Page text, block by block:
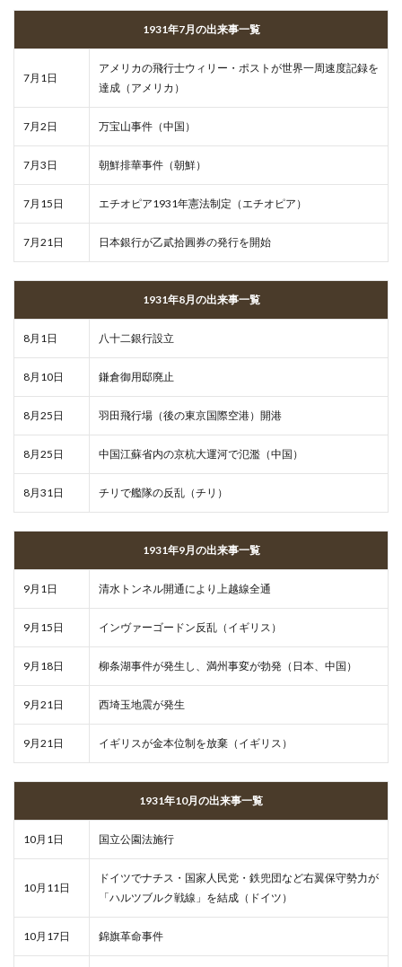
1931年7月の出来事一覧
7月1日
アメリカの飛行士ウィリー・ポストが世界一周速度記録を
達成（アメリカ）
7月2日 万宝山事件（中国）
7月3日 朝鮮排華事件（朝鮮）
7月15日 エチオピア1931年憲法制定（エチオピア）
7月21日 日本銀行が乙貳拾圓券の発行を開始
1931年8月の出来事一覧
8月1日 八十二銀行設立
8月10日 鎌倉御用邸廃止
8月25日 羽田飛行場（後の東京国際空港）開港
8月25日 中国江蘇省内の京杭大運河で氾濫（中国）
8月31日 チリで艦隊の反乱（チリ）
1931年9月の出来事一覧
9月1日 清水トンネル開通により上越線全通
9月15日 インヴァーゴードン反乱（イギリス）
9月18日 柳条湖事件が発生し、満州事変が勃発（日本、中国）
9月21日 西埼玉地震が発生
9月21日 イギリスが金本位制を放棄（イギリス）
1931年10月の出来事一覧
10月1日 国立公園法施行
10月11日
ドイツでナチス・国家人民党・鉄兜団など右翼保守勢力が
「ハルツブルク戦線」を結成（ドイツ）
10月17日 錦旗革命事件